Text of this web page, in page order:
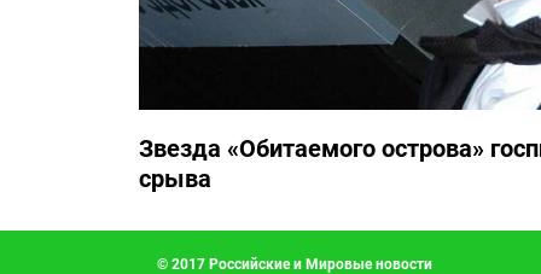
Звезда «Обитаемого острова»
срыва
© 2017 Российские и Мировые новости